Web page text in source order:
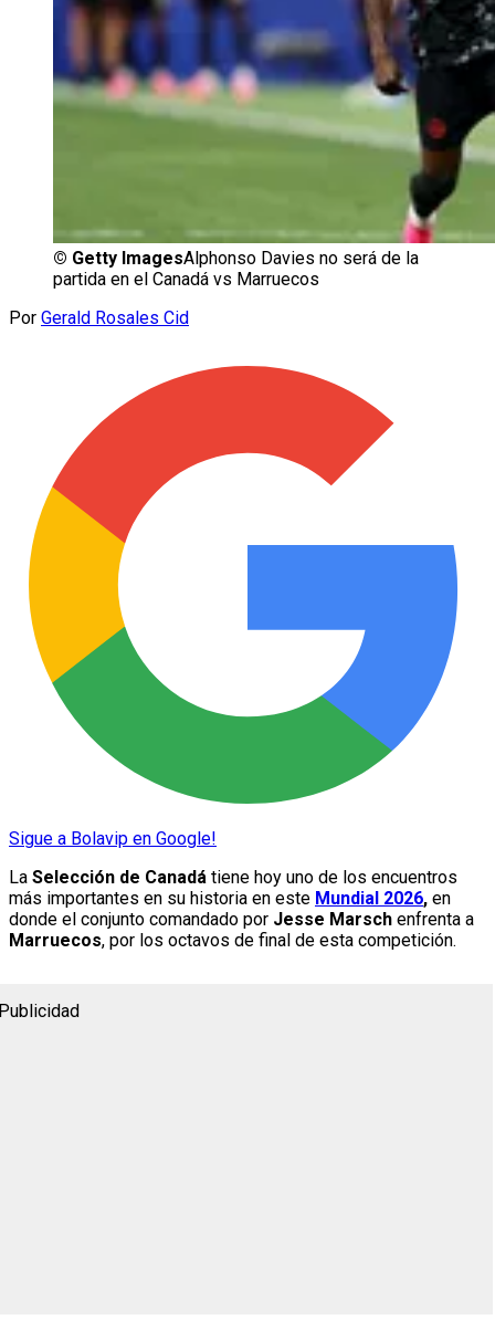
© Getty ImagesAlphonso Davies no será de la
partida en el Canadá vs Marruecos
Por Gerald Rosales Cid
Sigue a Bolavip en Google!
La Selección de Canadá tiene hoy uno de los encuentros
más importantes en su historia en este Mundial 2026, en
donde el conjunto comandado por Jesse Marsch enfrenta a
Marruecos, por los octavos de final de esta competición.